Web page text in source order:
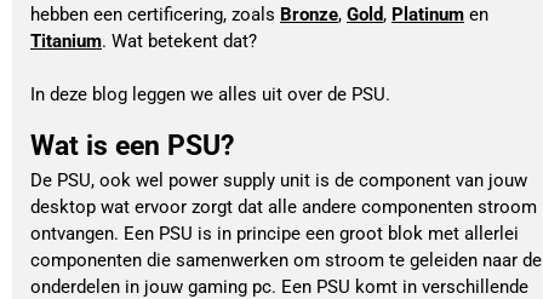
hebben een certificering, zoals Bronze, Gold, Platinum
Titanium. Wat betekent dat?
In deze blog leggen we alles uit over de PSU.
Wat is een PSU?
De PSU, ook wel power supply unit is de component van jouw
desktop wat ervoor zorgt dat alle andere componenten stroom
ontvangen. Een PSU is in principe een groot blok met allerlei
componenten die samenwerken om stroom te geleiden naar de
onderdelen in jouw gaming pc. Een PSU komt in verschillende